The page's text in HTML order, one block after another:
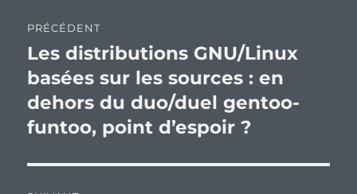
de
l’article
PRÉCÉDENT
Publication
précédente :
Les distributions GNU/Linux
basées sur les sources : en
dehors du duo/duel gentoo-
funtoo, point d’espoir ?